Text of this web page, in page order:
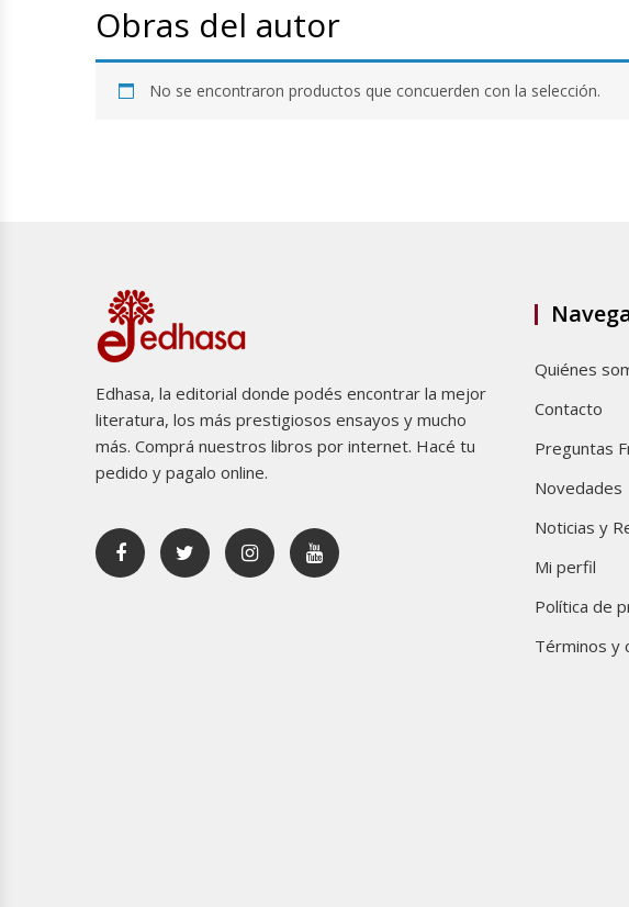
Obras del autor
No se encontraron productos que concuerden con la selección.
Edhasa, la editorial donde podés encontrar la mejor
literatura, los más prestigiosos ensayos y mucho
más. Comprá nuestros libros por internet. Hacé tu
pedido y pagalo online.
Quiénes
Contacto
Preguntas
Novedades
Noticias y
Mi perfil
Política de
Términos y